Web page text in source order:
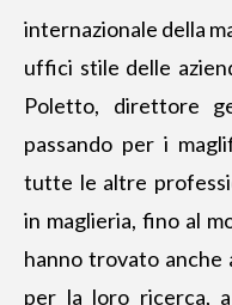
internazionale della
uffici stile delle
Poletto, direttore
passando per i
tutte le altre
in maglieria, fino al
hanno trovato anche
per la loro ricerca,